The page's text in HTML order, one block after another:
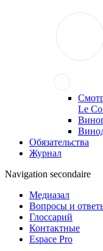
Le
Обязательства
Журнал
Navigation secondaire
Медиазал
Вопросы и
Глоссарий
Контактные
Espace Pro